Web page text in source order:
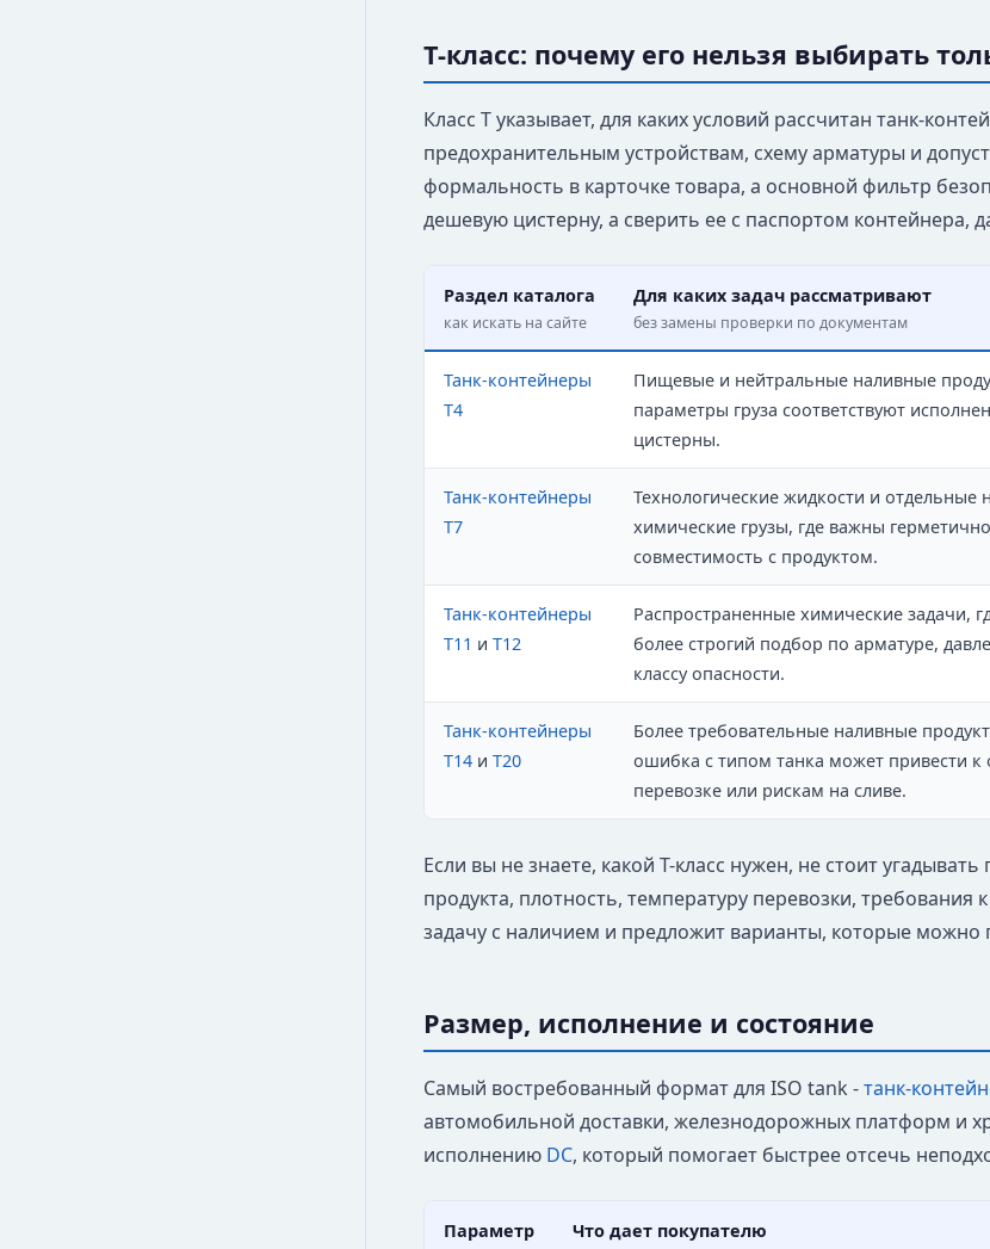
T-класс: почему его нельзя выбирать
Класс T указывает, для каких условий рассчитан танк-
предохранительным устройствам, схему арматуры и
формальность в карточке товара, а основной фильтр
дешевую цистерну, а сверить ее с паспортом
Раздел каталога
как искать на сайте
Для каких задач рассматривают
без замены проверки по документам
Танк-контейнеры
T4
Пищевые и нейтральные наливные
параметры груза соответствуют
цистерны.
Танк-контейнеры
T7
Технологические жидкости и отдельные
химические грузы, где важны
совместимость с продуктом.
Танк-контейнеры
T11 и T12
Распространенные химические задачи,
более строгий подбор по арматуре,
классу опасности.
Танк-контейнеры
T14и T20
Более требовательные наливные
ошибка с типом танка может привести к
перевозке или рискам на сливе.
Если вы не знаете, какой T-класс нужен, не стоит
продукта, плотность, температуру перевозки,
задачу с наличием и предложит варианты, которые
Размер, исполнение и состояние
Самый востребованный формат для ISO tank -танк-
автомобильной доставки, железнодорожных платформ и
исполнению DC, который помогает быстрее отсечь
Параметр Что дает покупателю